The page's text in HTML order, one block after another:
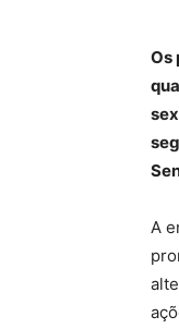
Os
A